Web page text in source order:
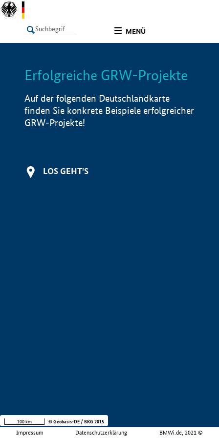
MENÜ
LISTE Info
Erfolgreiche GRW-Projekte
Auf der folgenden Deutschlandkarte
finden Sie konkrete Beispiele erfolgreicher
GRW-Projekte!
LOS GEHT'S
Impressum Datenschutzerklärung BMWi.de, 2021 ©
100 km © Geobasis-DE / BKG 2015